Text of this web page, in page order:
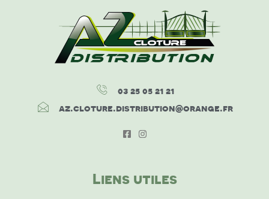
03 25 05 21 21
az.cloture.distribution@orange.fr
Liens utiles